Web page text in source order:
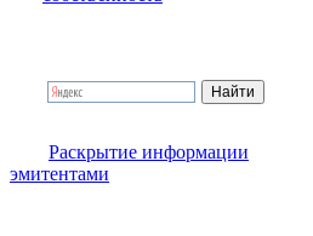
Раскрытие информации
эмитентами